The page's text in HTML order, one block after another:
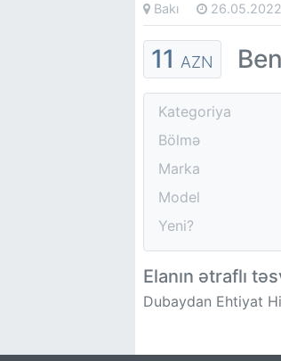
Bakı
11 AZN
Kategoriya
Bölmə
Marka
Model
Yeni?
Elanın ətraflı
Dubaydan Ehtiyat